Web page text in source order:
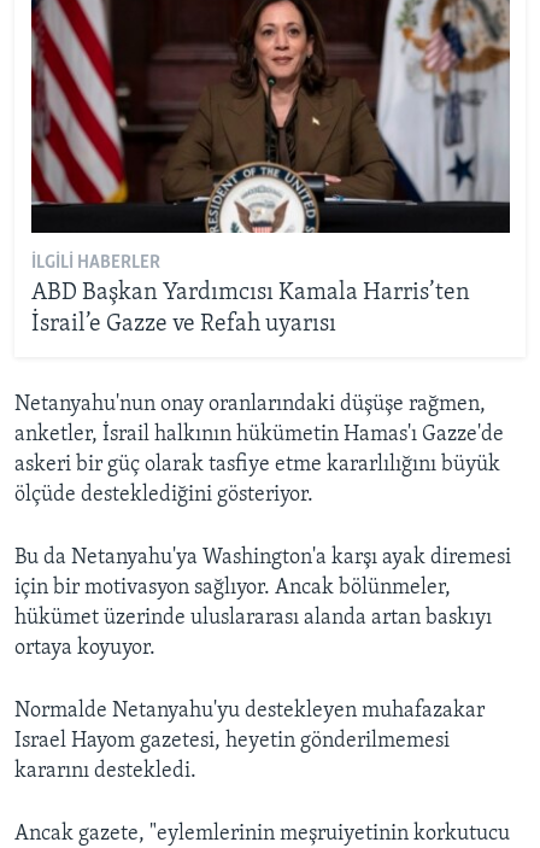
İLGILI HABERLER
ABD Başkan Yardımcısı Kamala Harris’ten
İsrail’e Gazze ve Refah uyarısı
Netanyahu'nun onay oranlarındaki düşüşe rağmen,
anketler, İsrail halkının hükümetin Hamas'ı Gazze'de
askeri bir güç olarak tasfiye etme kararlılığını büyük
ölçüde desteklediğini gösteriyor.
Bu da Netanyahu'ya Washington'a karşı ayak diremesi
için bir motivasyon sağlıyor. Ancak bölünmeler,
hükümet üzerinde uluslararası alanda artan baskıyı
ortaya koyuyor.
Normalde Netanyahu'yu destekleyen muhafazakar
Israel Hayom gazetesi, heyetin gönderilmemesi
kararını destekledi.
Ancak gazete, "eylemlerinin meşruiyetinin korkutucu